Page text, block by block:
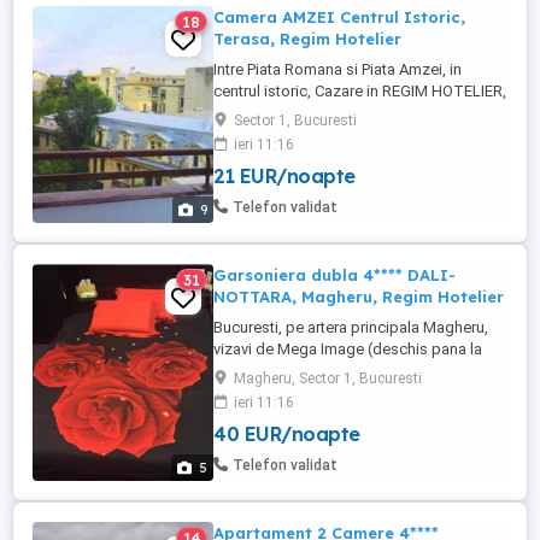
9
18
Camera AMZEI Centrul Istoric,
Terasa, Regim Hotelier
Intre Piata Romana si Piata Amzei, in
centrul istoric, Cazare in REGIM HOTELIER,
Etaj 5 6 (lift) , recent renovata, linistita :
IMPORTANT, mai multe detalii aici
((copiați-lipiți linkul în browser):
apartments4rent.ro rbedroom_amzei.php
CAMERA (15mp): . Pat matrimonial
Sector 1, Bucuresti
ieri 11:16
21 EUR/noapte
Telefon validat
5
31
Garsoniera dubla 4**** DALI-
NOTTARA, Magheru, Regim Hotelier
Bucuresti, pe artera principala Magheru,
vizavi de Mega Image (deschis pana la
miezul noptii), statia de metrou si
autobuze p-ta Romana, p-ta
agroalimentara Amzei, gradina Icoanei,
parcul Cismigiu... totul la cateva minute de
mers pe jos, Garsoniera dubla 4**** DALI-
Magheru, Sector 1, Bucuresti
ieri 11:16
40 EUR/noapte
Telefon validat
Apartament 2 Camere 4****